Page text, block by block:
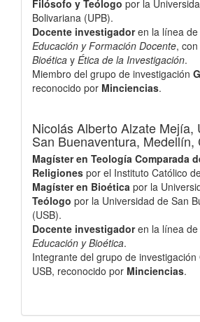
Filósofo y Teólogo por la
Bolivariana (UPB).
Docente investigadoren la línea de
Educación y Formación Docente,
Bioética y Ética de la Investigación.
Miembro del grupo de investigación
reconocido por Minciencias.
Nicolás Alberto Alzate Mejía,
San Buenaventura, Medellín,
Magíster en Teología Comparada
Religiones por el Instituto Católico
Magíster en Bioética por la
Teólogo por la Universidad de San
(USB).
Docente investigadoren la línea de
Educación y Bioética.
Integrante del grupo de investigación
USB, reconocido por Minciencias.